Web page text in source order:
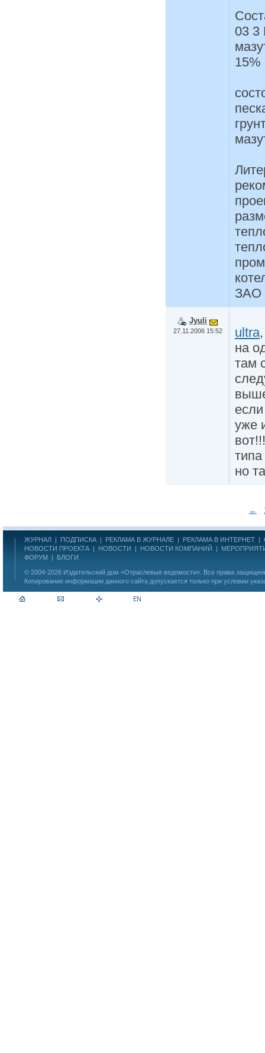
03 3
15%
ЗАО
Jyuli
27.11.2006 15:52 ultra
на
там
уже
но
←
ЖУРНАЛ | ПОДПИСКА | РЕКЛАМА В ЖУРНАЛЕ | РЕКЛАМА В ИНТЕРНЕТ |
НОВОСТИ ПРОЕКТА | НОВОСТИ | НОВОСТИ КОМПАНИЙ |
ФОРУМ | БЛОГИ
© 2004-2026 Издательский дом «Отраслевые ведомости» . Все права
Копирование информации данного сайта допускается только при условии